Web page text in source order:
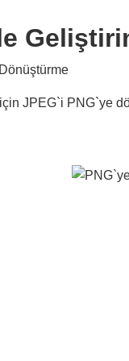
JPEG`i PNG`ye